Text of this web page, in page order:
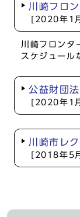
川崎フロ
[2020年1
川崎フロンタ
スケジュール
公益財団
[2020年1
川崎市レ
[2018年5